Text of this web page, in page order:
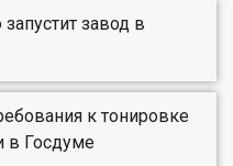
завод в
к тонировке
в Госдуме